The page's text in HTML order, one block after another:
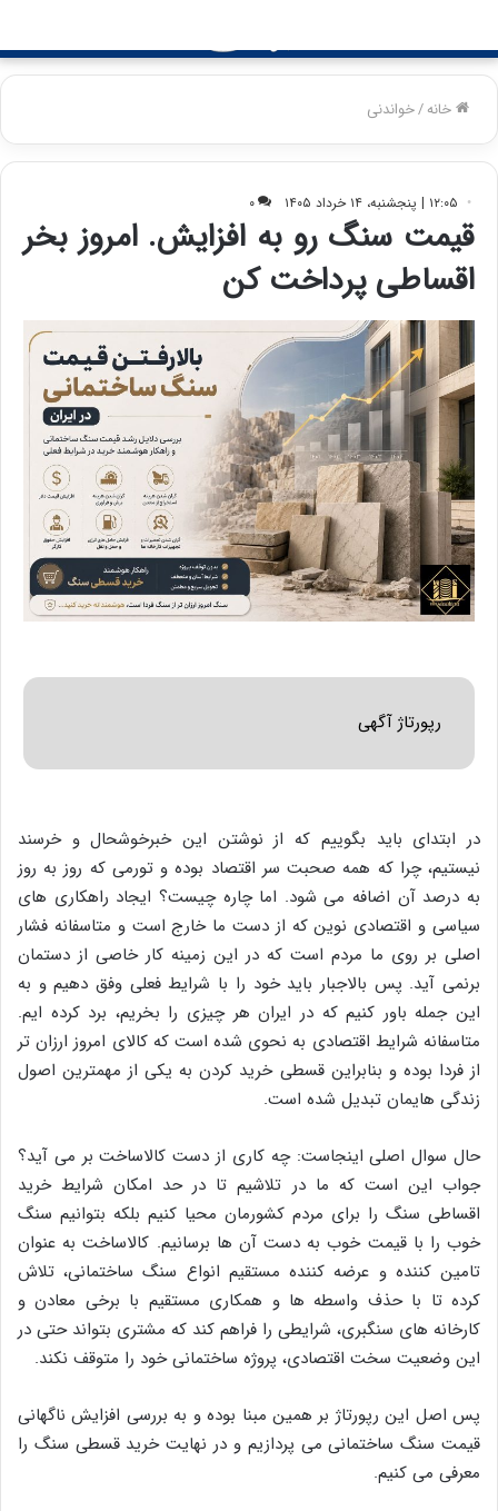
برای
خانه/خواندنی
۱۲:۰۵ | پنجشنبه، ۱۴ خرداد ۱۴۰۵ ۰
قیمت سنگ رو به افزایش. امروز بخر
اقساطی پرداخت کن
رپورتاژ آگهی
در ابتدای باید بگوییم که از نوشتن این خبرخوشحال و خرسند
نیستیم، چرا که همه صحبت سر اقتصاد بوده و تورمی که روز به روز
به درصد آن اضافه می شود. اما چاره چیست؟ ایجاد راهکاری های
سیاسی و اقتصادی نوین که از دست ما خارج است و متاسفانه فشار
اصلی بر روی ما مردم است که در این زمینه کار خاصی از دستمان
برنمی آید. پس بالاجبار باید خود را با شرایط فعلی وفق دهیم و به
این جمله باور کنیم که در ایران هر چیزی را بخریم، برد کرده ایم.
متاسفانه شرایط اقتصادی به نحوی شده است که کالای امروز ارزان تر
از فردا بوده و بنابراین قسطی خرید کردن به یکی از مهمترین اصول
زندگی هایمان تبدیل شده است.
حال سوال اصلی اینجاست: چه کاری از دست کالاساخت بر می آید؟
جواب این است که ما در تلاشیم تا در حد امکان شرایط خرید
اقساطی سنگ را برای مردم کشورمان محیا کنیم بلکه بتوانیم سنگ
خوب را با قیمت خوب به دست آن ها برسانیم. کالاساخت به عنوان
تامین کننده و عرضه کننده مستقیم انواع سنگ ساختمانی، تلاش
کرده تا با حذف واسطه ها و همکاری مستقیم با برخی معادن و
کارخانه های سنگبری، شرایطی را فراهم کند که مشتری بتواند حتی در
این وضعیت سخت اقتصادی، پروژه ساختمانی خود را متوقف نکند.
پس اصل این رپورتاژ بر همین مبنا بوده و به بررسی افزایش ناگهانی
قیمت سنگ ساختمانی می پردازیم و در نهایت خرید قسطی سنگ را
معرفی می کنیم.